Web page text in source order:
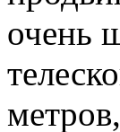
очень